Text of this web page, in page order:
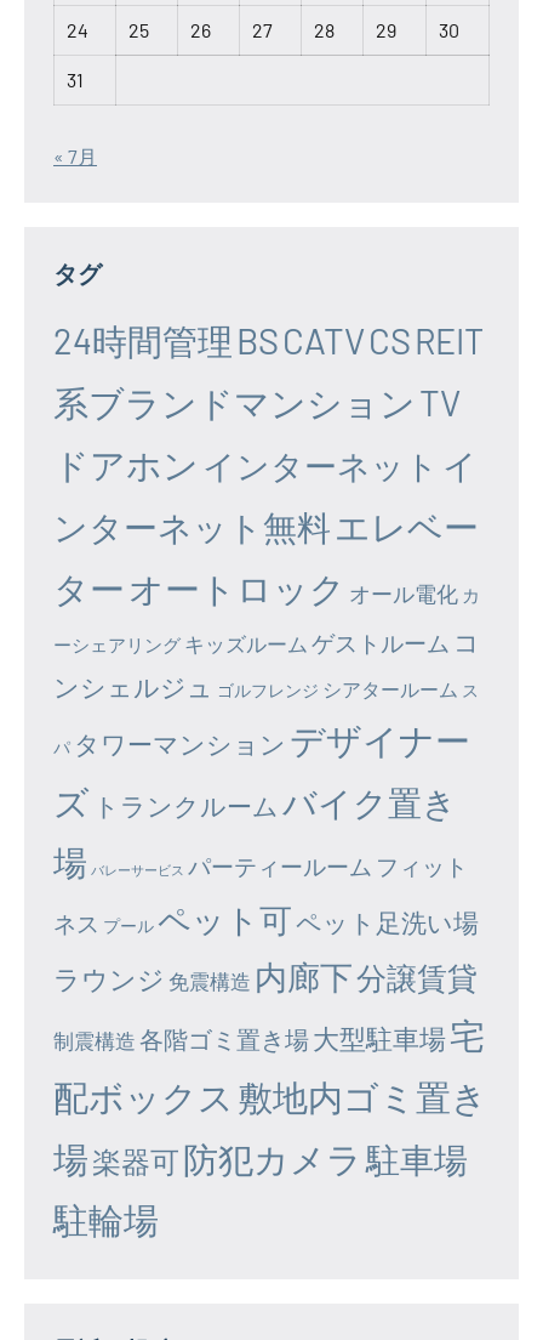
24 25 26 27 28 29 30
31
« 7月
タグ
24時間管理 BSCATVCSREIT
系ブランドマンション TV
ドアホン インターネット イ
ンターネット無料エレベー
ター オートロック オール電化 カ
ーシェアリング キッズルーム ゲストルーム コ
ンシェルジュ
ゴルフレンジ シアタールーム ス
パ タワーマンション デザイナー
ズ トランクルーム バイク置き
場 バレーサービス パーティールーム フィット
ネス プール ペット可ペット足洗い場
ラウンジ 免震構造 内廊下分譲賃貸
制震構造 各階ゴミ置き場大型駐車場宅
配ボックス 敷地内ゴミ置き
場楽器可防犯カメラ 駐車場
駐輪場